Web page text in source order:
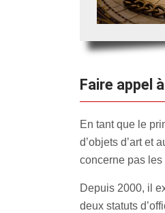
Faire
En tant que le
d’objets d’art et
concerne pas
Depuis 2000, il
deux statuts